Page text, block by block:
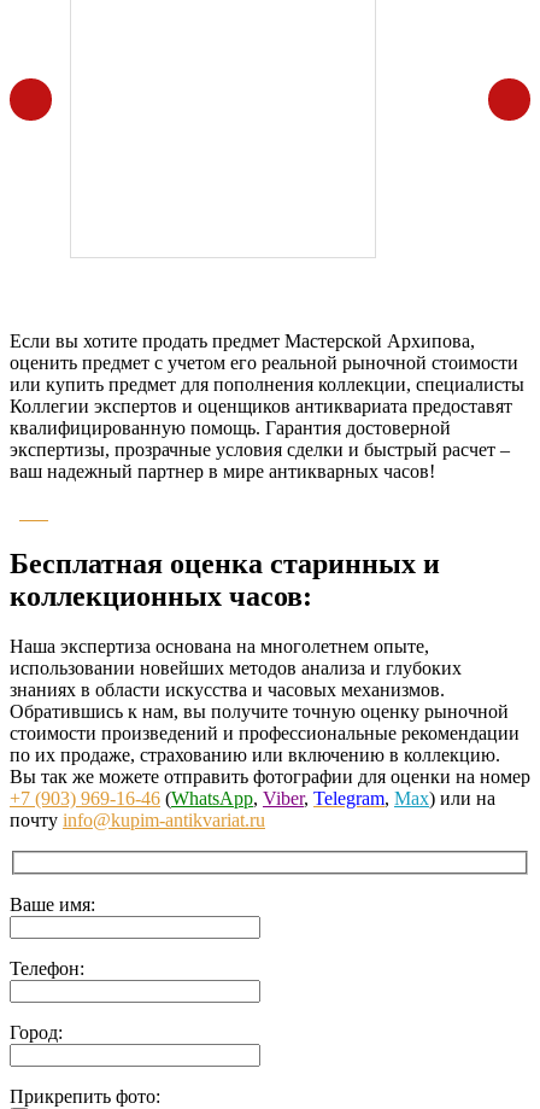
Если вы хотите продать предмет Мастерской Архипова,
оценить предмет с учетом его реальной рыночной стоимости
или купить предмет для пополнения коллекции, специалисты
Коллегии экспертов и оценщиков антиквариата предоставят
квалифицированную помощь. Гарантия достоверной
экспертизы, прозрачные условия сделки и быстрый расчет –
ваш надежный партнер в мире антикварных часов!
Бесплатная оценка старинных и
коллекционных часов:
Наша экспертиза основана на многолетнем опыте,
использовании новейших методов анализа и глубоких
знаниях в области искусства и часовых механизмов.
Обратившись к нам, вы получите точную оценку рыночной
стоимости произведений и профессиональные рекомендации
по их продаже, страхованию или включению в коллекцию.
Вы так же можете отправить фотографии для оценки на номер
+7 (903) 969-16-46 (WhatsApp, Viber, Telegram, Max) или на
почту info@kupim-antikvariat.ru
Ваше имя:
Телефон:
Город:
Прикрепить фото: